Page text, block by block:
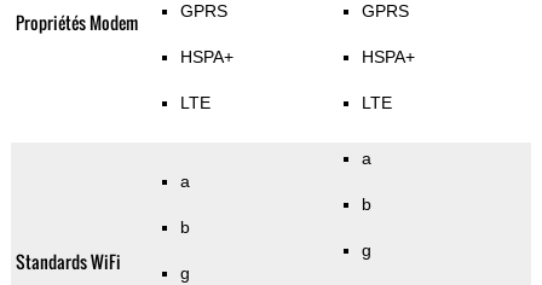
Propriétés Modem GPRS
HSPA+
LTE
GPRS
HSPA+
LTE
Standards WiFi
a
b
g
a
b
g